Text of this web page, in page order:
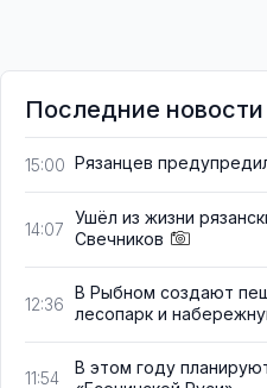
Последние новости
15:00 Рязанцев
14:07
Ушёл из жизни
Свечников
12:36
В Рыбном создают
лесопарк и
11:54
В этом году